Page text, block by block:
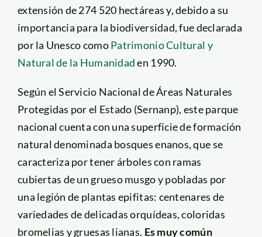
extensión de 274 520 hectáreas y, debido a su
importancia para la biodiversidad, fue declarada
por la Unesco comoPatrimonio Cultural y
Natural de la Humanidaden 1990.
Según el Servicio Nacional de Áreas Naturales
Protegidas por el Estado (Sernanp), este parque
nacional cuenta con una superficie de formación
natural denominada bosques enanos, que se
caracteriza por tener árboles con ramas
cubiertas de un grueso musgo y pobladas por
una legión de plantas epifitas: centenares de
variedades de delicadas orquídeas, coloridas
bromelias y gruesas lianas. Es muy común